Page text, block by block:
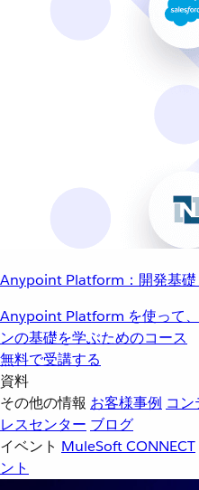
Anypoint Platform：開発基礎
Anypoint Platform を使って
ンの基礎を学ぶためのコース
無料で受講する
資料
その他の情報 お客様事例 コン
レスセンター ブログ
イベント MuleSoft CONNECT
ント